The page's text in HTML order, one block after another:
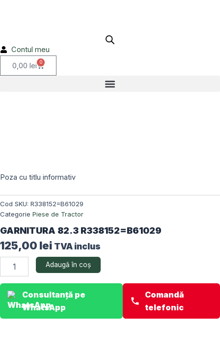
Contul meu
0,00 lei 0
Cart
Poza cu titlu informativ
Cod SKU: R338152=B61029
Categorie Piese de Tractor
GARNITURA 82.3 R338152=B61029
125,00 lei TVA inclus
GARNITURA
R338152=B61029
Adaugă în coș
Consultanță pe
WhatsApp
Comandă
telefonic